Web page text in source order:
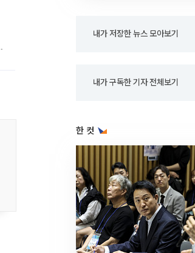
내가 저장한 뉴스 모아보기
내가 구독한 기자 전체보기
한 컷